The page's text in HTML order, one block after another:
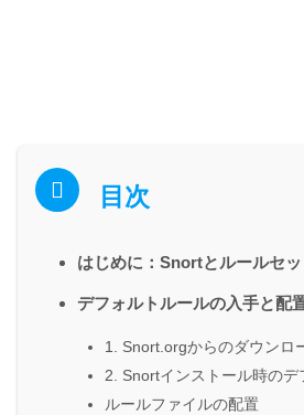
目次
はじめに：Snortとルールセ
デフォルトルールの入手と配
1. Snort.orgからのダウンロ
2. Snortインストール時のデ
ルールファイルの配置